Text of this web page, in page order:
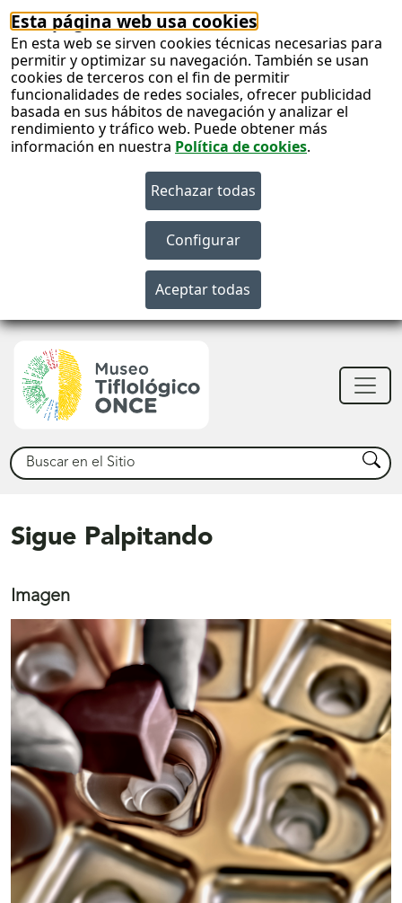
Esta página web usa cookies
En esta web se sirven cookies técnicas necesarias para
permitir y optimizar su navegación. También se usan
cookies de terceros con el fin de permitir
funcionalidades de redes sociales, ofrecer publicidad
basada en sus hábitos de navegación y analizar el
rendimiento y tráfico web. Puede obtener más
información en nuestra Política de cookies.
Buscar Buscar
Sigue Palpitando
Imagen